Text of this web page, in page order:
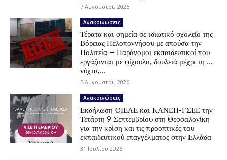
7 Αυγούστου 2026
Ανακοινώσεις
Τέρατα και σημεία σε ιδιωτικό σχολείο της
Βόρειας Πελοποννήσου με απούσα την
Πολιτεία – Παράνομοι εκπαιδευτικοί που
εργάζονται με ψίχουλα, δουλειά μέχρι τη …
νύχτα,...
5 Αυγούστου 2026
Ανακοινώσεις
Εκδήλωση ΟΙΕΛΕ και ΚΑΝΕΠ-ΓΣΕΕ την
Τετάρτη 9 Σεπτεμβρίου στη Θεσσαλονίκη
για την κρίση και τις προοπτικές του
εκπαιδευτικού επαγγέλματος στην Ελλάδα
31 Ιουλίου 2026